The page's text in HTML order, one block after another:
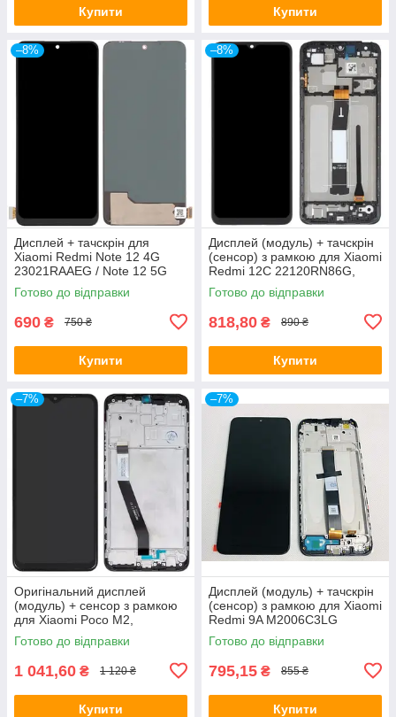
Купити Купити
–8%
Дисплей + тачскрін для
Xiaomi Redmi Note 12 4G
23021RAAEG / Note 12 5G
22111317I / Poco X5
22111317PG, TFT
Готово до відправки
690 ₴ 750 ₴
Купити
–8%
Дисплей (модуль) + тачскрін
(сенсор) з рамкою для Xiaomi
Redmi 12C 22120RN86G,
Redmi 11A 22120RN86C,
Poco C55, Original (PRC)
Готово до відправки
818,80 ₴ 890 ₴
Купити
–7%
Оригінальний дисплей
(модуль) + сенсор з рамкою
для Xiaomi Poco M2,
MZB9919IN, M2004J19PI,
Original (PRC)
Готово до відправки
1 041,60 ₴ 1 120 ₴
Купити
–7%
Дисплей (модуль) + тачскрін
(сенсор) з рамкою для Xiaomi
Redmi 9A M2006C3LG
M2006C3LI M2006C3LC
Original (PRC)
Готово до відправки
795,15 ₴ 855 ₴
Купити